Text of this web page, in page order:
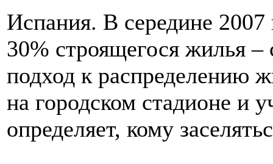
Испания. В середине 2007
30% строящегося жилья
подход к распределению
на городском стадионе и
определяет, кому